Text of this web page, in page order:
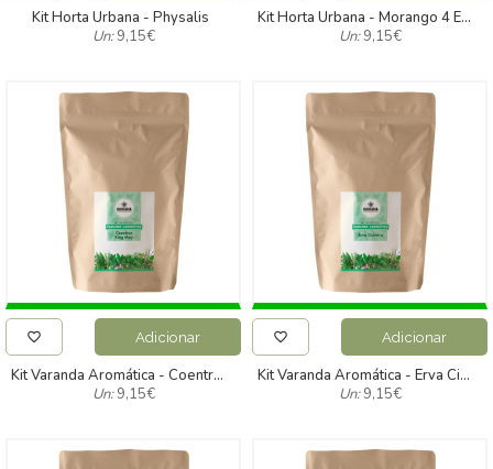
Kit Horta Urbana - Physalis
Un:9,15€
Kit Horta Urbana - Morango 4 Estações
Un:9,15€
Adicionar
Kit Varanda Aromática - Coentros King May
Un:9,15€
Adicionar
Kit Varanda Aromática - Erva Cidreira
Un:9,15€